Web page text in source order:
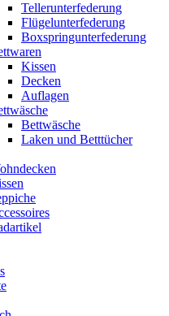
Tellerunterfederung
Flügelunterfederung
Boxspringunterfederung
Kissen
Decken
Auflagen
Bettwäsche
Laken und Betttücher